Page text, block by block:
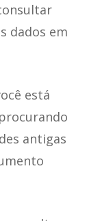
dados em
está
antigas